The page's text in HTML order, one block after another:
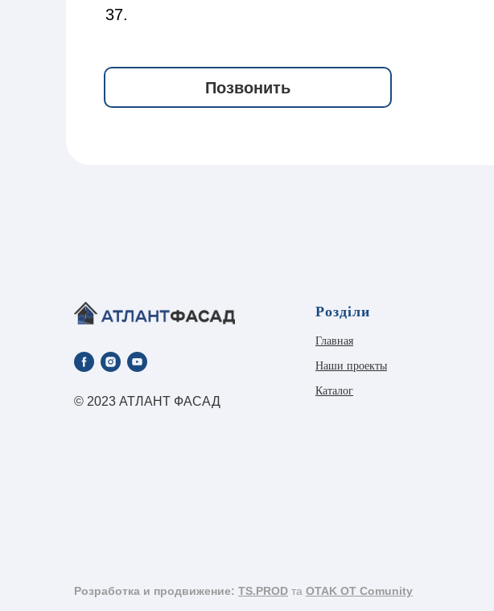
37.
Позвонить
© 2023 АТЛАНТ ФАСАД
Розділи
Главная
Наши проекты
Каталог
Розработка и продвижение: TS.PROD та OTAK OT Comunity